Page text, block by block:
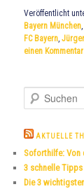
Veröffentlicht
Bayern München
FC Bayern ,
einen Kommentar
u
h
AKTUELLE
Soforthilfe: Von
3 schnelle
Die 3